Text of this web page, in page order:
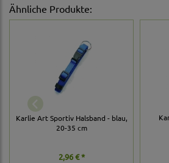
Ähnliche Produkte:
Karlie Art Sportiv Halsband - blau,
20-35 cm
2,96 € *